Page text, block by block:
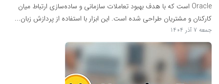
Oracle است که با هدف بهبود تعاملات سازمانی و ساده‌سازی ارتباط میان
کارکنان و مشتریان طراحی شده است. این ابزار با استفاده از پردازش زبان...
جمعه 7 آذر 1404